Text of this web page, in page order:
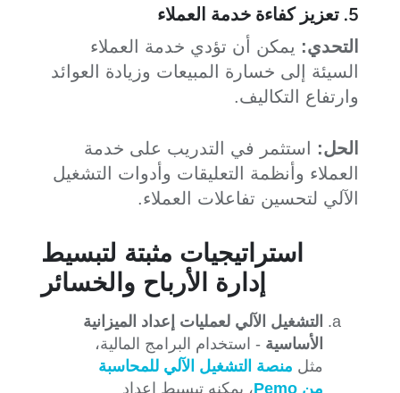
5. تعزيز كفاءة خدمة العملاء
التحدي: يمكن أن تؤدي خدمة العملاء
السيئة إلى خسارة المبيعات وزيادة العوائد
وارتفاع التكاليف.
الحل: استثمر في التدريب على خدمة
العملاء وأنظمة التعليقات وأدوات التشغيل
الآلي لتحسين تفاعلات العملاء.
استراتيجيات مثبتة لتبسيط
إدارة الأرباح والخسائر
التشغيل الآلي لعمليات إعداد الميزانية
الأساسية - استخدام البرامج المالية،
مثل منصة التشغيل الآلي للمحاسبة
من Pemo
، يمكنه تبسيط إعداد